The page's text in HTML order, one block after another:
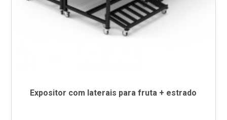
Expositor com laterais para fruta + estrado